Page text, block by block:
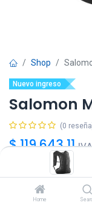
Home
Shop
Nuevo ingreso
Salomon
(0
$119.643,11